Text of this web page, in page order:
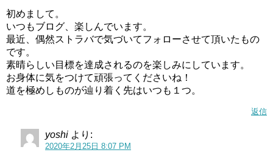
初めまして。
いつもブログ、楽しんでいます。
最近、偶然ストラバで気づいてフォローさせて頂いたもの
です。
素晴らしい目標を達成されるのを楽しみにしています。
お身体に気をつけて頑張ってくださいね！
道を極めしものが辿り着く先はいつも１つ。
返信
yoshi より:
2020年2月25日 8:07 PM